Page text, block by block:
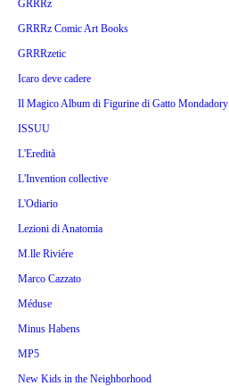
GRRRz
GRRRz Comic Art Books
GRRRzetic
Icaro deve cadere
Il Magico Album di Figurine di Gatto Mondadory
ISSUU
L'Eredità
L'Invention collective
L'Odiario
Lezioni di Anatomia
M.lle Riviére
Marco Cazzato
Méduse
Minus Habens
MP5
New Kids in the Neighborhood